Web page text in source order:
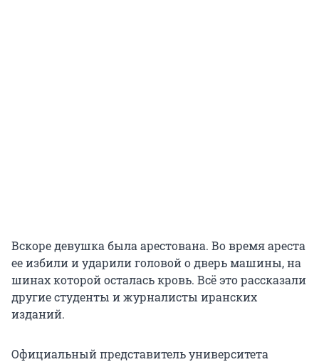
Вскоре девушка была арестована. Во время ареста
ее избили и ударили головой о дверь машины, на
шинах которой осталась кровь. Всё это рассказали
другие студенты и журналисты иранских
изданий.
Официальный представитель университета